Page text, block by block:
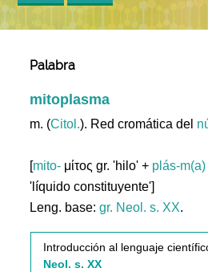
Palabra
mitoplasma
m. (Citol.). Red cromática del
[mito- μίτος gr. 'hilo' + plás-m(a)
'líquido constituyente']
Leng. base:gr. Neol. s. XX.
Introducción al lenguaje
Neol. s. XX